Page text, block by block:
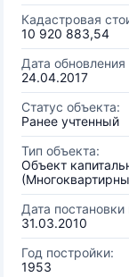
Кадастровая
10 920 883,54
Дата
24.04.2017
Статус объекта:
Ранее учтенный
Тип объекта:
Объект
Дата постановки
31.03.2010
Год постройки:
1953